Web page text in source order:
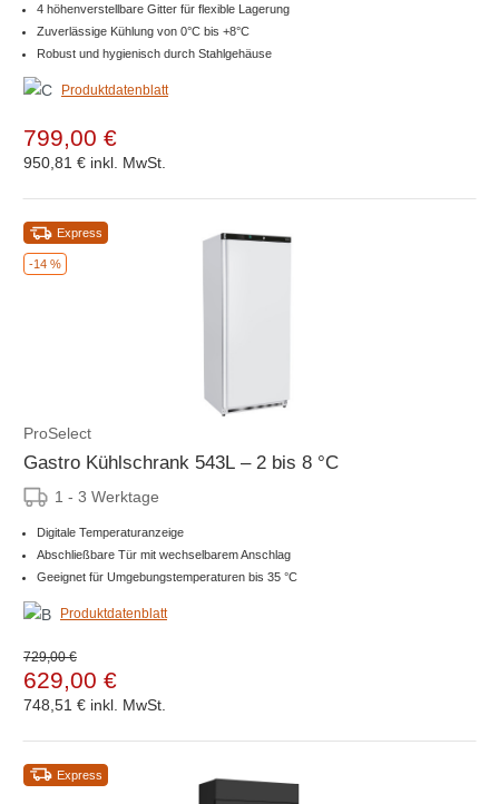
4 höhenverstellbare Gitter für flexible Lagerung
Zuverlässige Kühlung von 0°C bis +8°C
Robust und hygienisch durch Stahlgehäuse
Produktdatenblatt
799,00 €
950,81 € inkl. MwSt.
-14 %
Express
ProSelect
Gastro Kühlschrank 543L – 2 bis 8 °C
1 - 3 Werktage
Digitale Temperaturanzeige
Abschließbare Tür mit wechselbarem Anschlag
Geeignet für Umgebungstemperaturen bis 35 °C
Produktdatenblatt
729,00 €
629,00 €
748,51 € inkl. MwSt.
Express